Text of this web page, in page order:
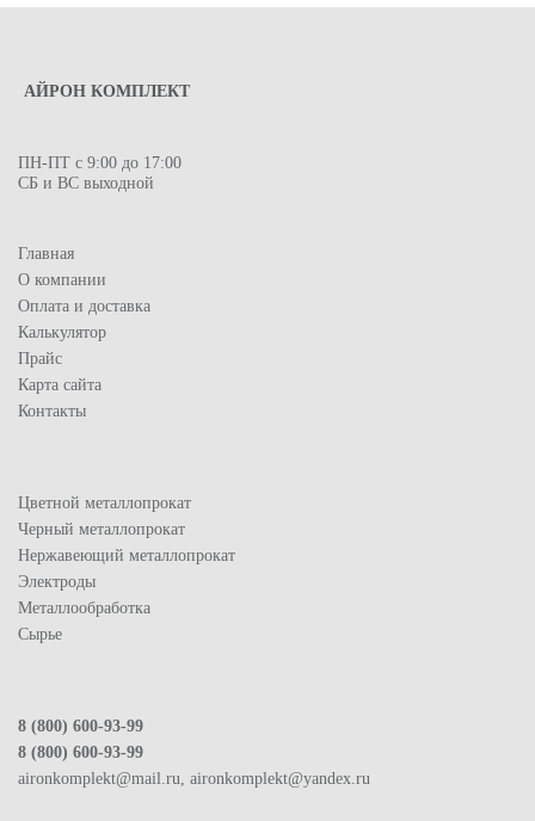
АЙРОН КОМПЛЕКТ
ПН-ПТ с 9:00 до 17:00
СБ и ВС выходной
Главная
О компании
Оплата и доставка
Калькулятор
Прайс
Карта сайта
Контакты
Цветной металлопрокат
Черный металлопрокат
Нержавеющий металлопрокат
Электроды
Металлообработка
Сырье
8 (800) 600-93-99
8 (800) 600-93-99
aironkomplekt@mail.ru, aironkomplekt@yandex.ru